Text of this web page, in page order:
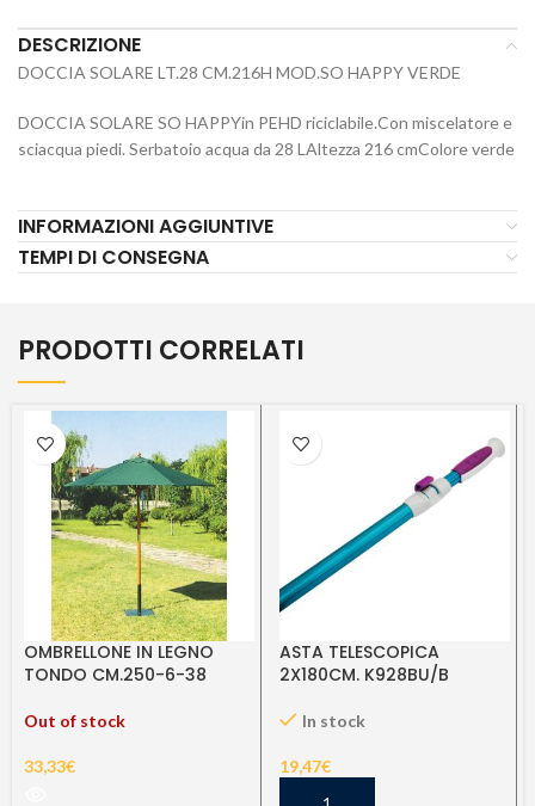
DESCRIZIONE
DOCCIA SOLARE LT.28 CM.216H MOD.SO HAPPY VERDE
DOCCIA SOLARE SO HAPPYin PEHD riciclabile.Con miscelatore e
sciacqua piedi. Serbatoio acqua da 28 LAltezza 216 cmColore verde
INFORMAZIONI AGGIUNTIVE
TEMPI DI CONSEGNA
PRODOTTI CORRELATI
OMBRELLONE IN LEGNO
TONDO CM.250-6-38
Out of stock
33,33€
ASTA TELESCOPICA
2X180CM. K928BU/B
In stock
19,47€